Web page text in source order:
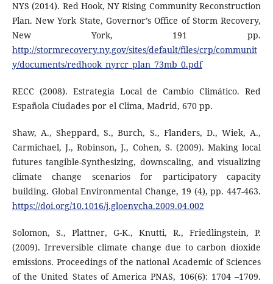
NYS (2014). Red Hook, NY Rising Community Reconstruction
Plan. New York State, Governor’s Office of Storm Recovery,
New York, 191 pp.
http://stormrecovery.ny.gov/sites/default/files/crp/communit
y/documents/redhook_nyrcr_plan_73mb_0.pdf
RECC (2008). Estrategia Local de Cambio Climático. Red
Española Ciudades por el Clima, Madrid, 670 pp.
Shaw, A., Sheppard, S., Burch, S., Flanders, D., Wiek, A.,
Carmichael, J., Robinson, J., Cohen, S. (2009). Making local
futures tangible-Synthesizing, downscaling, and visualizing
climate change scenarios for participatory capacity
building. Global Environmental Change, 19 (4), pp. 447-463.
https://doi.org/10.1016/j.gloenvcha.2009.04.002
Solomon, S., Plattner, G-K., Knutti, R., Friedlingstein, P.
(2009). Irreversible climate change due to carbon dioxide
emissions. Proceedings of the national Academic of Sciences
of the United States of America PNAS, 106(6): 1704 –1709.